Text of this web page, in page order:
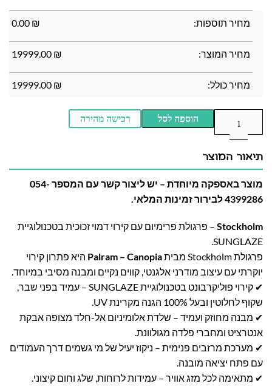
מחיר תוספות: ₪
0.00
מחיר המוצר: ₪
19999.00
מחיר כולל: ₪
19999.00
הוספה לסל רכישה מהירה
תיאור המוצר
מוצר באספקה מיוחדת – יש ליצור קשר עם המספר 054-
4399286 לבירור זמינות המלאי.
Stockholm – פרגולת פרימיום עם קירוי דמוי זכוכית בטכנולוגיית
SUNGLAZE.
פרגולת Stockholm מבית
Palram – Canopia היא פתרון קירוי
יוקרתי עם עיצוב מודרני אלגנטי, קווים נקיים ומבנה מסיבי במיוחד.
✔ קירוי פוליקרבונט בטכנולוגיית SUNGLAZE – עמיד בפני שבר,
שקוף לחלוטין ובעל 100% הגנה מקרינת UV.
✔ מבנה מחוזק ועמיד – שלדת אלומיניום אל-חלד מצופה אבקת
אנטרציט ומחברי פלדה מגולוונת.
✔ מערכת מרזבים פנימית – ניקוז יעיל של מי גשמים דרך העמודים
עם פתח יציאה מובנה.
✔ מתאימה לכל מזג אוויר – עמידות לרוחות, שלג וחום קיצוני.